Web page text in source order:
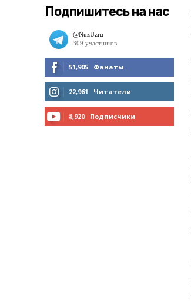
Подпишитесь на нас
51,905 Фанаты
МНЕ НРАВИТСЯ
22,961 Читатели
8,920 Подписчики